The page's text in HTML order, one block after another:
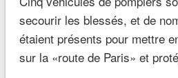
secourir les blessés, et de
étaient présents pour mettre
sur la «route de Paris» et